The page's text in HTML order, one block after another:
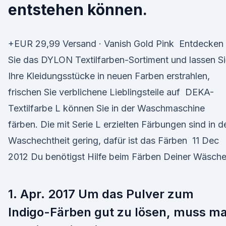
entstehen können.
+EUR 29,99 Versand · Vanish Gold Pink Entdecken
Sie das DYLON Textilfarben-Sortiment und lassen
Ihre Kleidungsstücke in neuen Farben erstrahlen,
frischen Sie verblichene Lieblingsteile auf DEKA-
Textilfarbe L können Sie in der Waschmaschine
färben. Die mit Serie L erzielten Färbungen sind in
Waschechtheit gering, dafür ist das Färben 11 Dec
2012 Du benötigst Hilfe beim Färben Deiner
1. Apr. 2017 Um das Pulver zum
Indigo-Färben gut zu lösen, muss